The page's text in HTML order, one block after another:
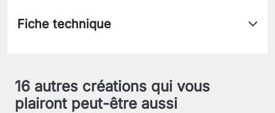
Fiche technique
16 autres créations qui vous
plairont peut-être aussi